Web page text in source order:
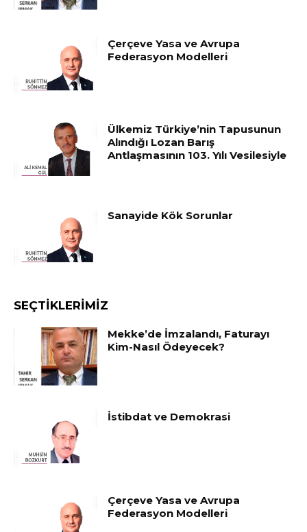
Çerçeve Yasa ve Avrupa
Federasyon Modelleri
Ülkemiz Türkiye’nin Tapusunun
Alındığı Lozan Barış
Antlaşmasının 103. Yılı Vesilesiyle
Sanayide Kök Sorunlar
SEÇTIKLERIMIZ
Mekke’de İmzalandı, Faturayı
Kim-Nasıl Ödeyecek?
İstibdat ve Demokrasi
Çerçeve Yasa ve Avrupa
Federasyon Modelleri